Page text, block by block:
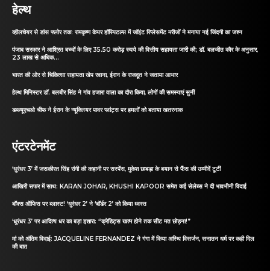
हेल्थ
व्हीलचेयर से डांस फ्लोर तक: रामकृष्ण केयर हॉस्पिटल्स में जॉइंट रिप्लेसमेंट मरीजों ने मनाया नई जिंदगी का जश्न
पंजाब सरकार ने आश्रित बच्चों के लिए 35.50 करोड़ रुपये की वित्तीय सहायता जारी की; डॉ. बलजीत कौर के अनुसार,
23 लाख से अधिक...
भारत की ओर से चिकित्सा सहायता खेप रवाना, ईरान के राजदूत ने जताया आभार
हेल्थ मिनिस्टर डॉ. बलबीर सिंह ने गांव हजारा वाला का दौरा किया, लोगों की समस्याएं सुनीं
डब्ल्यूएचओ चीफ ने ईरान के न्यूक्लियर पावर प्लांट्स पर हमलों को बताया खतरनाक
एंटरटेनमेंट
‘धुरंधर 3’ में जसकीरत सिंह रांगी की कहानी पर सस्पेंस, मुकेश छाबड़ा के बयान से फैंस की उम्मीदें टूटीं
आखिरी सफर में साथ: KARAN JOHAR, KHUSHI KAPOOR समेत कई सेलेब्स ने दी भावभीनी विदाई
बॉक्स ऑफिस पर ब्लास्ट! ‘धुरंधर 2’ ने ‘बॉर्डर 2’ को किया ध्वस्त
‘धुरंधर 3’ पर आदित्य धर का बड़ा इशारा: “क्रेडिट्स खत्म होने तक सीट मत छोड़ना!”
मां को अंतिम विदाई: JACQUELINE FERNANDEZ ने गंगा में किया अस्थि विसर्जन, सनातन धर्म पर कही दिल
की बात